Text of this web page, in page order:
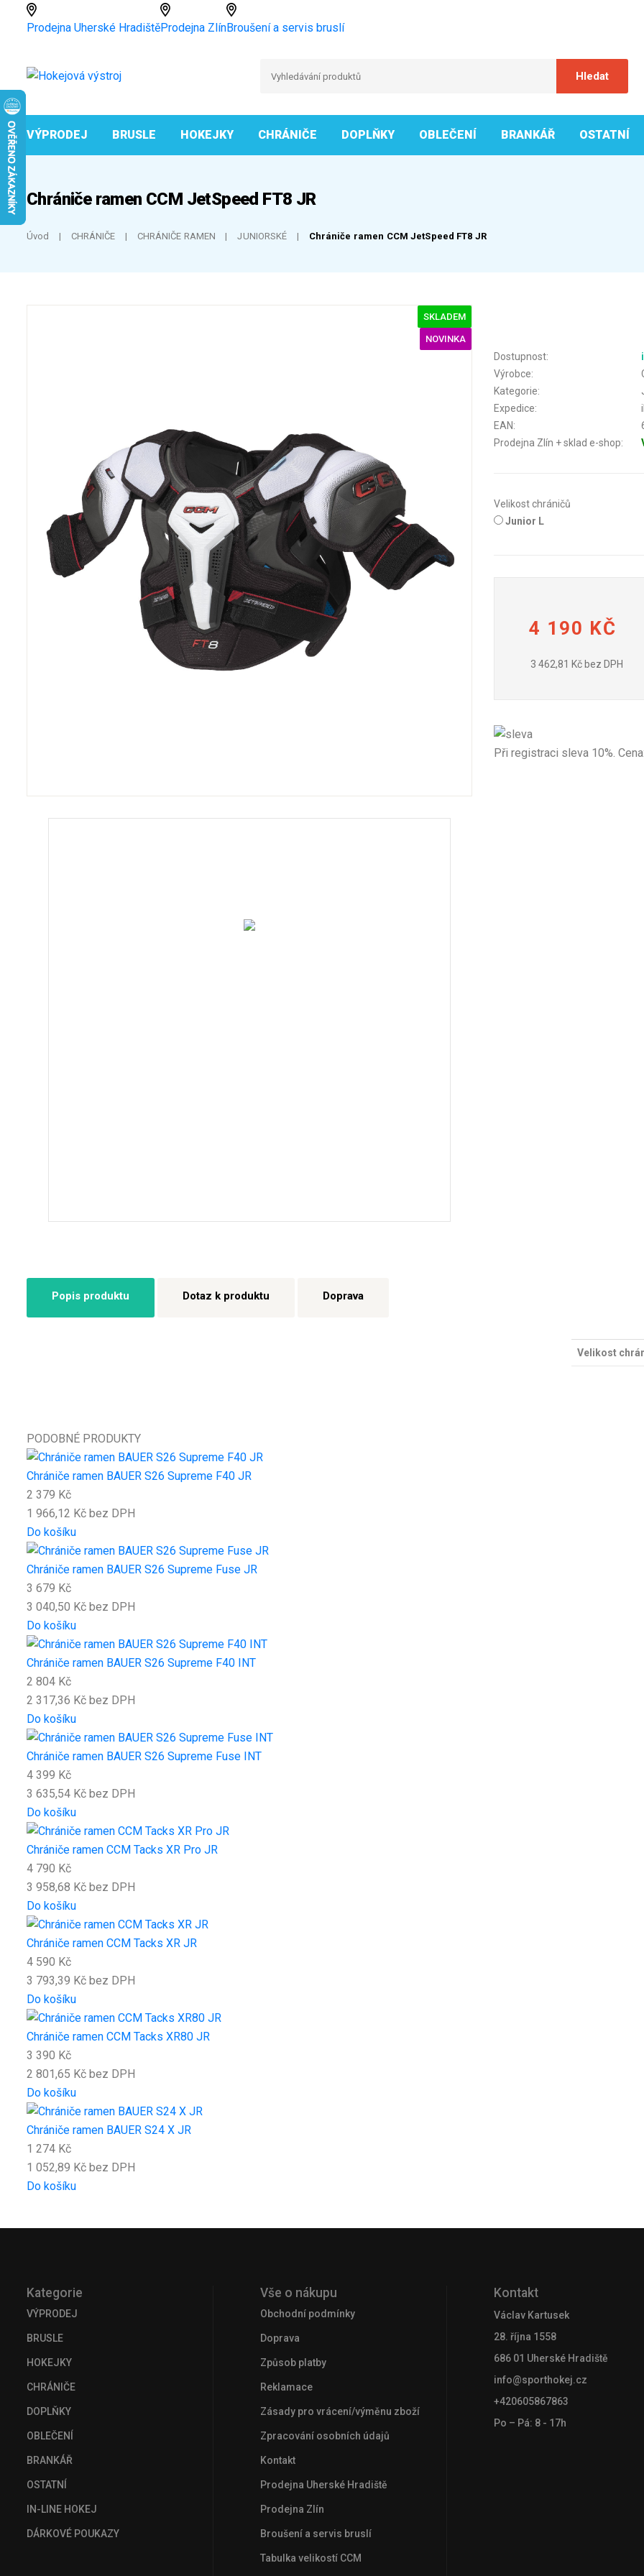
Prodejna Uherské HradištěProdejna ZlínBroušení a servis bruslí
VÝPRODEJ BRUSLE HOKEJKY CHRÁNIČE DOPLŇKY OBLEČENÍ BRANKÁŘ OSTATNÍ
Chrániče ramen CCM JetSpeed FT8 JR
Úvod CHRÁNIČE CHRÁNIČE RAMEN JUNIORSKÉ Chrániče ramen CCM JetSpeed FT8 JR
SKLADEM
NOVINKA
Dostupnost:
Výrobce:
Kategorie:
Expedice:
EAN:
Prodejna Zlín + sklad e-shop:
Velikost chráničů
Junior L
4 190 KČ
3 462,81 Kč bez DPH
Při registraci sleva 10%.
Popis produktu Dotaz k produktu Doprava
Velikost
PODOBNÉ PRODUKTY
Chrániče ramen BAUER S26 Supreme F40 JR
2 379 Kč
1 966,12 Kč bez DPH
Do košíku
Chrániče ramen BAUER S26 Supreme Fuse JR
3 679 Kč
3 040,50 Kč bez DPH
Do košíku
Chrániče ramen BAUER S26 Supreme F40 INT
2 804 Kč
2 317,36 Kč bez DPH
Do košíku
Chrániče ramen BAUER S26 Supreme Fuse INT
4 399 Kč
3 635,54 Kč bez DPH
Do košíku
Chrániče ramen CCM Tacks XR Pro JR
4 790 Kč
3 958,68 Kč bez DPH
Do košíku
Chrániče ramen CCM Tacks XR JR
4 590 Kč
3 793,39 Kč bez DPH
Do košíku
Chrániče ramen CCM Tacks XR80 JR
3 390 Kč
2 801,65 Kč bez DPH
Do košíku
Chrániče ramen BAUER S24 X JR
1 274 Kč
1 052,89 Kč bez DPH
Do košíku
Kategorie
VÝPRODEJ
BRUSLE
HOKEJKY
CHRÁNIČE
DOPLŇKY
OBLEČENÍ
BRANKÁŘ
OSTATNÍ
IN-LINE HOKEJ
DÁRKOVÉ POUKAZY
Vše o nákupu
Obchodní podmínky
Doprava
Způsob platby
Reklamace
Zásady pro vrácení/výměnu zboží
Zpracování osobních údajů
Kontakt
Prodejna Uherské Hradiště
Prodejna Zlín
Broušení a servis bruslí
Tabulka velikostí CCM
Kontakt
Václav Kartusek
28. října 1558
686 01 Uherské Hradiště
info@sporthokej.cz
+420605867863
Po – Pá: 8 - 17h